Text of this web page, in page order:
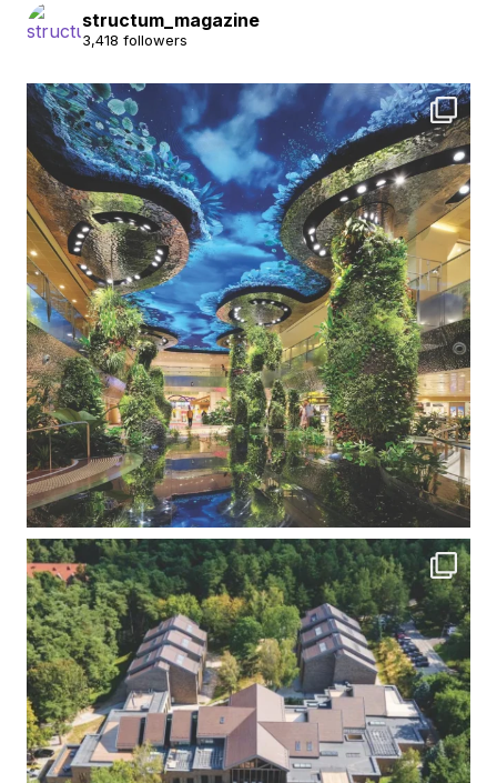
structum_magazine
3,418 followers